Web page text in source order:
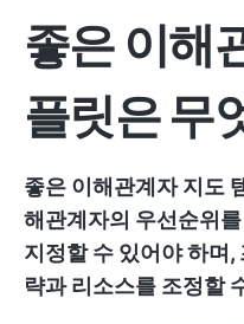
좋은 이해
플릿은 무
좋은 이해관계자 지도
해관계자의 우선순위
지정할 수 있어야 하며,
략과 리소스를 조정할